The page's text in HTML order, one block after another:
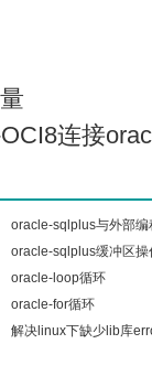
连接
oracle-sqlplus与外部编
oracle-sqlplus缓冲区操
oracle-loop循环
oracle-for循环
解决linux下缺少lib库